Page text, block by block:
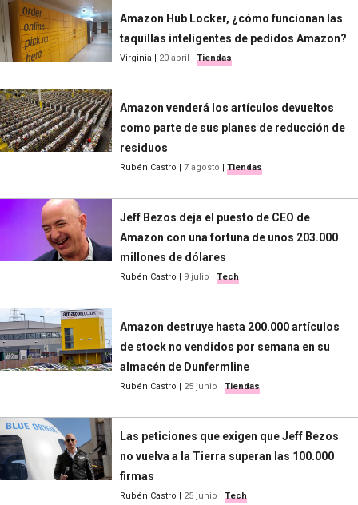
Amazon Hub Locker, ¿cómo funcionan las
taquillas inteligentes de pedidos Amazon?
Virginia | 20 abril | Tiendas
Amazon venderá los artículos devueltos
como parte de sus planes de reducción de
residuos
Rubén Castro | 7 agosto | Tiendas
Jeff Bezos deja el puesto de CEO de
Amazon con una fortuna de unos 203.000
millones de dólares
Rubén Castro | 9 julio | Tech
Amazon destruye hasta 200.000 artículos
de stock no vendidos por semana en su
almacén de Dunfermline
Rubén Castro | 25 junio | Tiendas
Las peticiones que exigen que Jeff Bezos
no vuelva a la Tierra superan las 100.000
firmas
Rubén Castro | 25 junio | Tech